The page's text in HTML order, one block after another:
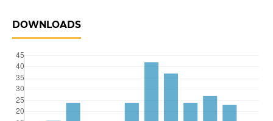
DOWNLOADS